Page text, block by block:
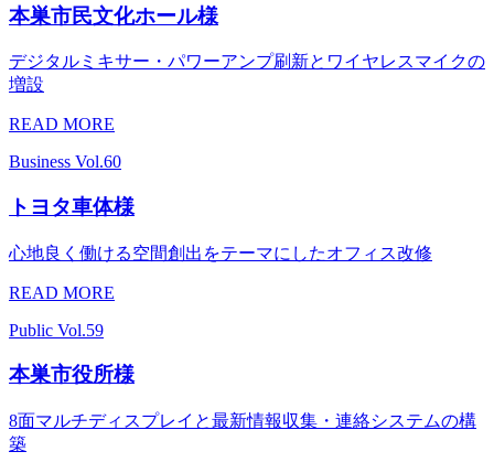
本巣市民文化ホール様
デジタルミキサー・パワーアンプ刷新とワイヤレスマイクの
増設
READ MORE
Business Vol.60
トヨタ車体様
心地良く働ける空間創出をテーマにしたオフィス改修
READ MORE
Public Vol.59
本巣市役所様
8面マルチディスプレイと最新情報収集・連絡システムの構
築